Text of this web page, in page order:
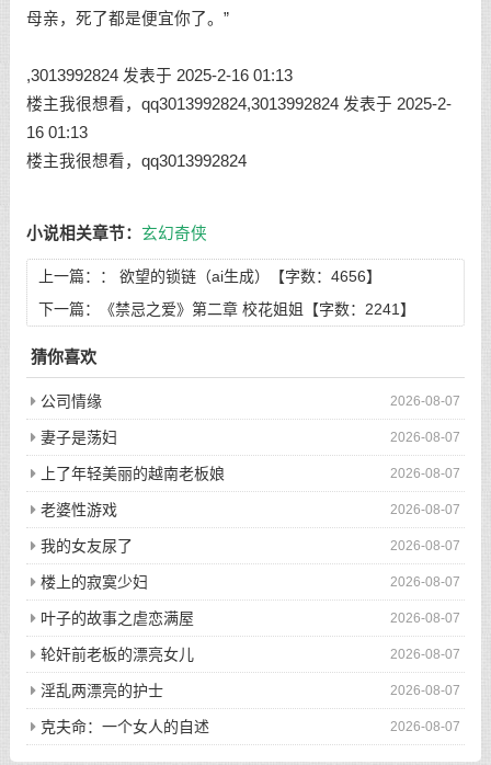
母亲，死了都是便宜你了。”
,3013992824 发表于 2025-2-16 01:13
楼主我很想看，qq3013992824,3013992824 发表于 2025-2-
16 01:13
楼主我很想看，qq3013992824
小说相关章节： 玄幻奇侠
上一篇：： 欲望的锁链（ai生成）【字数：4656】
下一篇：
《禁忌之爱》第二章 校花姐姐【字数：2241】
猜你喜欢
2026-08-07
公司情缘
2026-08-07
妻子是荡妇
2026-08-07
上了年轻美丽的越南老板娘
2026-08-07
老婆性游戏
2026-08-07
我的女友尿了
2026-08-07
楼上的寂寞少妇
2026-08-07
叶子的故事之虐恋满屋
2026-08-07
轮奸前老板的漂亮女儿
2026-08-07
淫乱两漂亮的护士
2026-08-07
克夫命：一个女人的自述